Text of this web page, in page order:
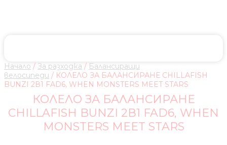
Начало / За разходка / Балансиращи
велосипеди / КОЛЕЛО ЗА БАЛАНСИРАНЕ CHILLAFISH
BUNZI 2В1 FAD6, WHEN MONSTERS MEET STARS
КОЛЕЛО ЗА БАЛАНСИРАНЕ
CHILLAFISH BUNZI 2В1 FAD6, WHEN
MONSTERS MEET STARS